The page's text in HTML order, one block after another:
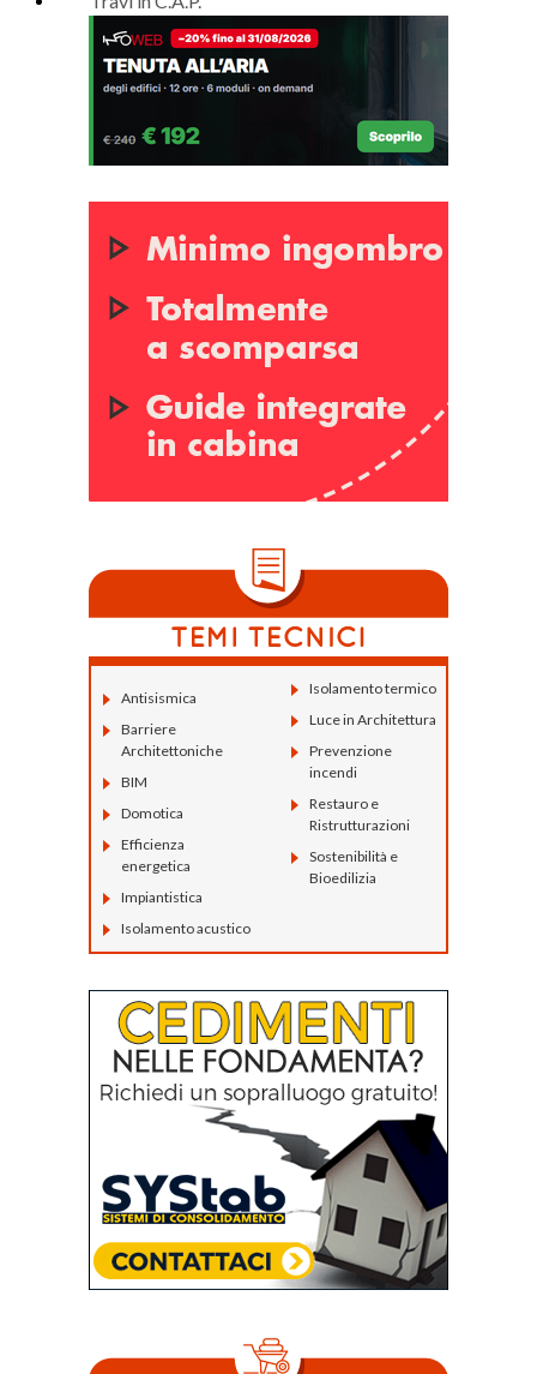
Antisismica
Barriere
Architettoniche
BIM
Domotica
Efficienza
energetica
Impiantistica
Isolamento acustico
Isolamento termico
Luce in Architettura
Prevenzione
incendi
Restauro e
Ristrutturazioni
Sostenibilità e
Bioedilizia